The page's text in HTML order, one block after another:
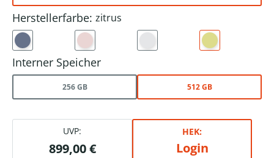
Herstellerfarbe: zitrus
Interner Speicher
256 GB 512 GB
UVP:
899,00 €
HEK:
Login